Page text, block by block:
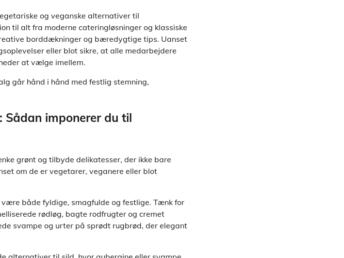
og veganske alternativer til
til alt fra moderne cateringløsninger og klassiske
borddækninger og bæredygtige tips. Uanset
eller blot sikre, at alle medarbejdere
at vælge imellem.
går hånd i hånd med festlig stemning,
Sådan imponerer du til
grønt og tilbyde delikatesser, der ikke bare
om de er vegetarer, veganere eller blot
både fyldige, smagfulde og festlige. Tænk for
rødløg, bagte rodfrugter og cremet
svampe og urter på sprødt rugbrød, der elegant